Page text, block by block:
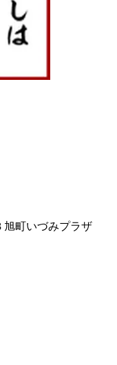
旭町いづみプラザ